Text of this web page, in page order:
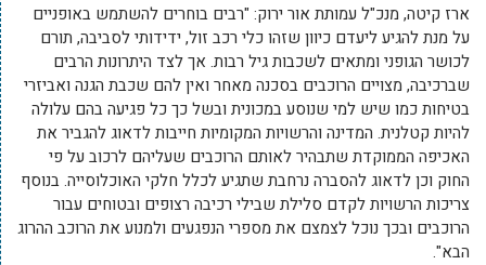
ארז קיטה, מנכ"ל עמותת אור ירוק: "רבים בוחרים להשתמש באופניים
על מנת להגיע ליעדם כיוון שזהו כלי רכב זול, ידידותי לסביבה, תורם
לכושר הגופני ומתאים לשכבות גיל רבות. אך לצד היתרונות הרבים
שברכיבה, מצויים הרוכבים בסכנה מאחר ואין להם שכבת הגנה ואביזרי
בטיחות כמו שיש למי שנוסע במכונית ובשל כך כל פגיעה בהם עלולה
להיות קטלנית. המדינה והרשויות המקומיות חייבות לדאוג להגביר את
האכיפה הממוקדת שתבהיר לאותם הרוכבים שעליהם לרכוב על פי
החוק וכן לדאוג להסברה נרחבת שתגיע לכלל חלקי האוכלוסייה. בנוסף
צריכות הרשויות לקדם סלילת שבילי רכיבה רצופים ובטוחים עבור
הרוכבים ובכך נוכל לצמצם את מספרי הנפגעים ולמנוע את הרוכב ההרוג
הבא".